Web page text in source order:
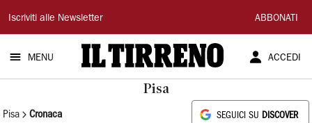
Il
Tirreno
Iscriviti alle Newsletter ABBONATI
MENU ACCEDI
Pisa
Pisa Cronaca SEGUICI SU DISCOVER